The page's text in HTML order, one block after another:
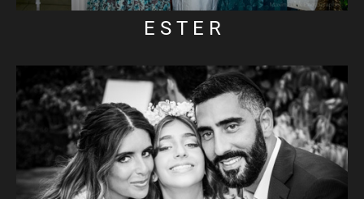
E S T E R